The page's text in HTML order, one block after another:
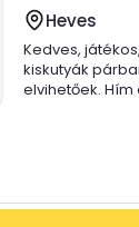
Heves
Kedves,
kiskutyák
elvihetőek. Hím